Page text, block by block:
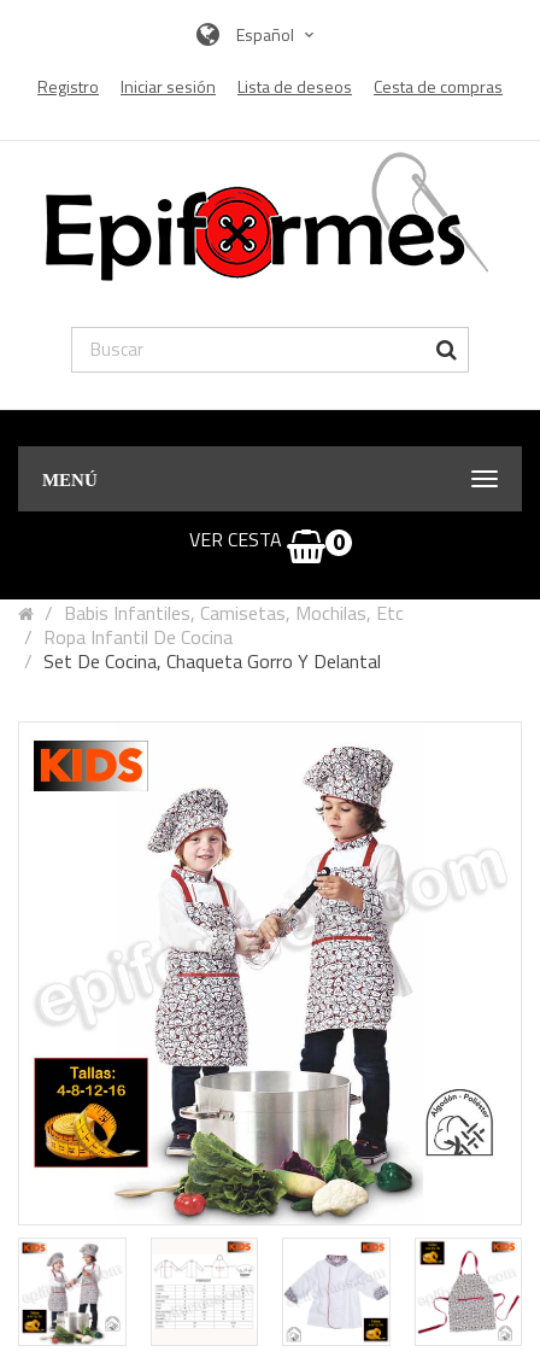
Español
Registro Iniciar sesión Lista de deseos Cesta de compras
MENÚ
VER CESTA 0
Babis Infantiles, Camisetas, Mochilas, Etc
Ropa Infantil De Cocina
Set De Cocina, Chaqueta Gorro Y Delantal